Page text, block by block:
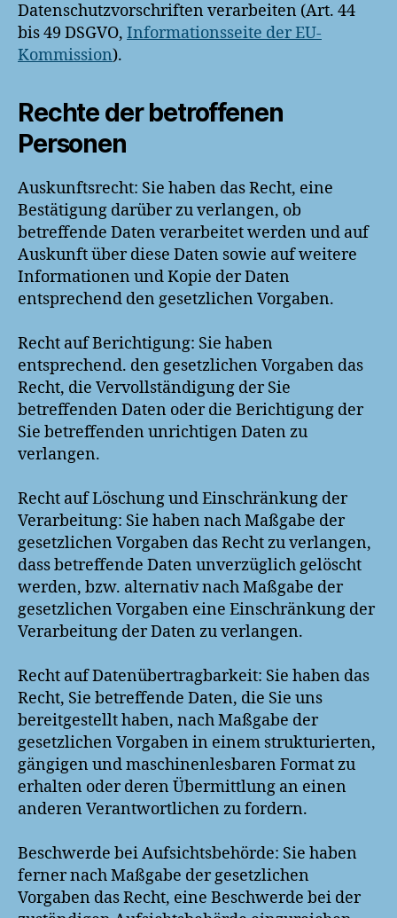
Datenschutzvorschriften verarbeiten (Art. 44
bis 49 DSGVO, Informationsseite der EU-
Kommission).
Rechte der betroffenen
Personen
Auskunftsrecht: Sie haben das Recht, eine
Bestätigung darüber zu verlangen, ob
betreffende Daten verarbeitet werden und auf
Auskunft über diese Daten sowie auf weitere
Informationen und Kopie der Daten
entsprechend den gesetzlichen Vorgaben.
Recht auf Berichtigung: Sie haben
entsprechend. den gesetzlichen Vorgaben das
Recht, die Vervollständigung der Sie
betreffenden Daten oder die Berichtigung der
Sie betreffenden unrichtigen Daten zu
verlangen.
Recht auf Löschung und Einschränkung der
Verarbeitung: Sie haben nach Maßgabe der
gesetzlichen Vorgaben das Recht zu verlangen,
dass betreffende Daten unverzüglich gelöscht
werden, bzw. alternativ nach Maßgabe der
gesetzlichen Vorgaben eine Einschränkung der
Verarbeitung der Daten zu verlangen.
Recht auf Datenübertragbarkeit: Sie haben das
Recht, Sie betreffende Daten, die Sie uns
bereitgestellt haben, nach Maßgabe der
gesetzlichen Vorgaben in einem strukturierten,
gängigen und maschinenlesbaren Format zu
erhalten oder deren Übermittlung an einen
anderen Verantwortlichen zu fordern.
Beschwerde bei Aufsichtsbehörde: Sie haben
ferner nach Maßgabe der gesetzlichen
Vorgaben das Recht, eine Beschwerde bei der